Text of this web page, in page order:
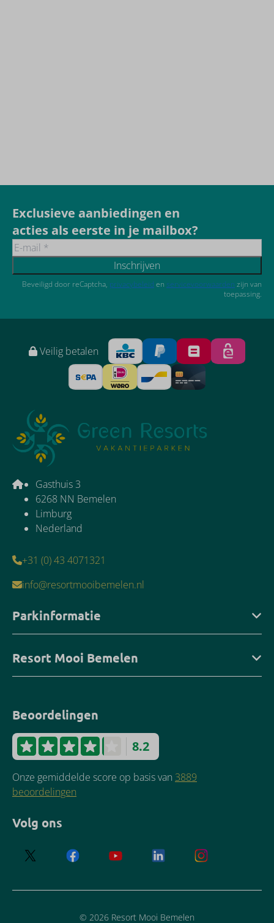
Exclusieve aanbiedingen en
acties als eerste in je mailbox?
Inschrijven
Beveiligd door reCaptcha, privacybeleid en servicevoorwaarden zijn van
toepassing.
Veilig betalen
Gasthuis 3
6268 NN Bemelen
Limburg
Nederland
+31 (0) 43 4071321
info@resortmooibemelen.nl
Parkinformatie
Resort Mooi Bemelen
Beoordelingen
8.2
Onze gemiddelde score op basis van 3889
beoordelingen
Volg ons
© 2026 Resort Mooi Bemelen